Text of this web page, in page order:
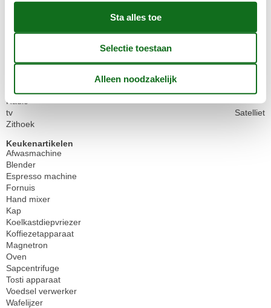
Woonruimte
75 m²
Haardroger
Niet vrijstaand
Radio
tv
Satelliet
Zithoek
Keukenartikelen
Afwasmachine
Blender
Espresso machine
Fornuis
Hand mixer
Kap
Koelkastdiepvriezer
Koffiezetapparaat
Magnetron
Oven
Sapcentrifuge
Tosti apparaat
Voedsel verwerker
Wafelijzer